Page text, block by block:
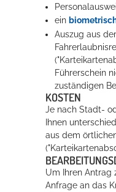
ein
Auszug aus
Führerschein
zuständigen
KOSTEN
Je nach Stadt-
Ihnen
aus dem
Um Ihren Antrag
Anfrage an das